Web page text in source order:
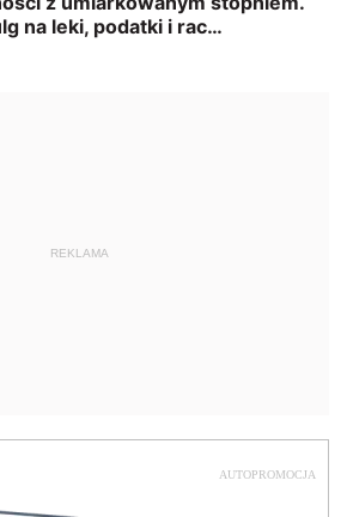
REKLAMA
AUTOPROMOCJA